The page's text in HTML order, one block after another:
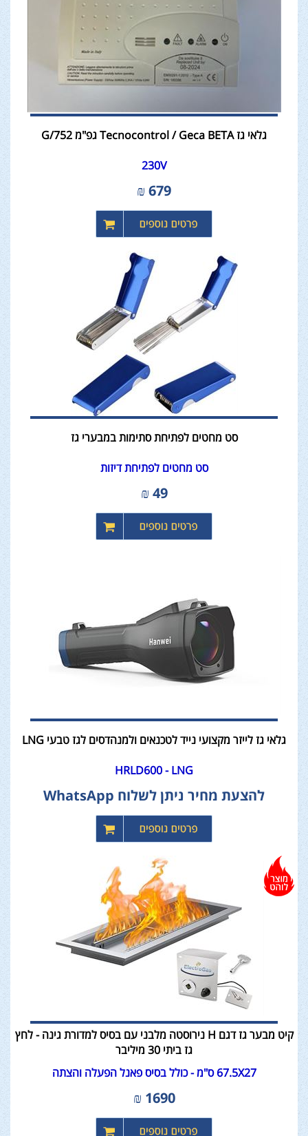
גלאי גז Tecnocontrol / Geca BETA גפ"מ 752/G
230V
679
₪
סט מחטים לפתיחת סתימות במבערי גז
סט מחטים לפתיחת דיזות
49
₪
גלאי גז לייזר מקצועי נייד לטכנאים ולמנהדסים לגז טבעי LNG
HRLD600 - LNG
להצעת מחיר ניתן לשלוח WhatsApp
קיט מבער גז דגם H נירוסטה מלבני עם בסיס למדורת גינה - לחץ
גז ביתי 30 מיליבר
67.5X27 ס"מ - כולל בסיס פאנל הפעלה והצתה
1690
₪